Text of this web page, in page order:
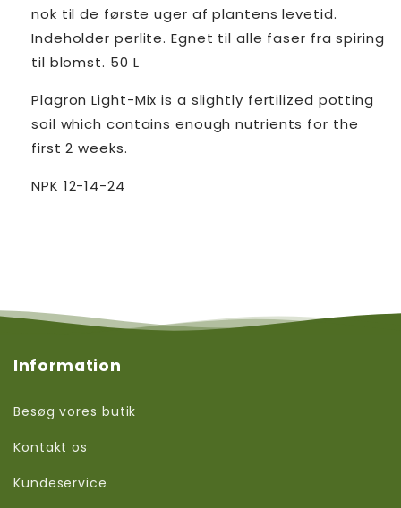
nok til de første uger af plantens levetid.
Indeholder perlite. Egnet til alle faser fra spiring
til blomst. 50 L
Plagron Light-Mix is a slightly fertilized potting
soil which contains enough nutrients for the
first 2 weeks.
NPK 12-14-24
Information
Besøg vores butik
Kontakt os
Kundeservice